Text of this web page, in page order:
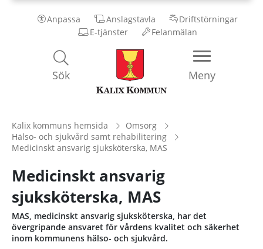
Anpassa Anslagstavla
Driftstörningar
E-tjänster
Felanmälan
Kalix
Kommun
Meny
Sök
Kalix kommuns hemsida
Omsorg
Hälso- och sjukvård samt rehabilitering
Medicinskt ansvarig sjuksköterska, MAS
Medicinskt ansvarig
sjuksköterska, MAS
MAS, medicinskt ansvarig sjuksköterska, har det
övergripande ansvaret för vårdens kvalitet och säkerhet
inom kommunens hälso- och sjukvård.